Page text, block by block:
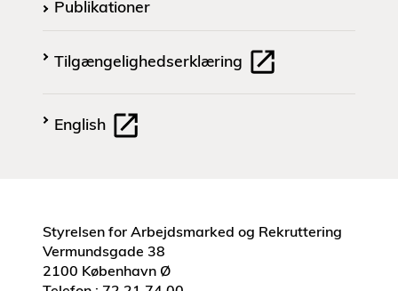
Publikationer
Tilgængelighedserklæring
English
Styrelsen for Arbejdsmarked og Rekruttering
Vermundsgade 38
2100 København Ø